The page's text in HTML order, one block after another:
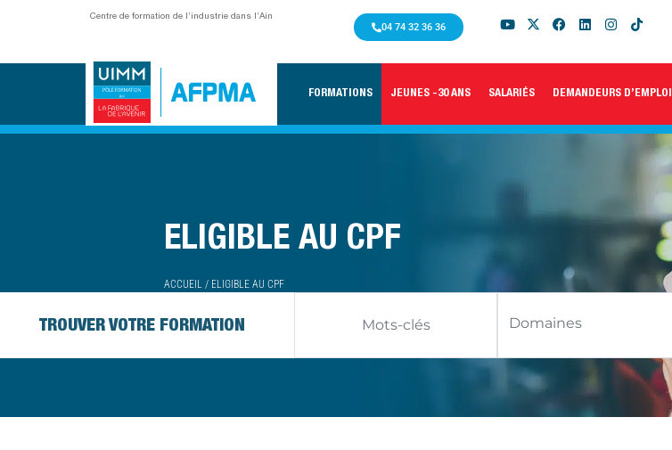
Centre de formation de l’industrie dans l’Ain
04 74 32 36 36
FORMATIONS JEUNES -30 ANS SALARIÉS DEMANDEURS D’EMPLOI
ELIGIBLE AU CPF
ACCUEIL/ ELIGIBLE AU CPF
TROUVER VOTRE FORMATION